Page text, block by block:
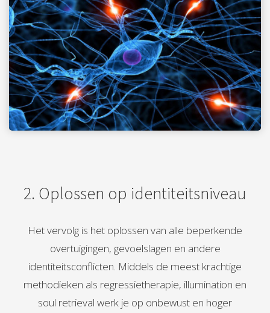
2. Oplossen op identiteitsniveau
Het vervolg is het oplossen van alle beperkende
overtuigingen, gevoelslagen en andere
identiteitsconflicten. Middels de meest krachtige
methodieken als regressietherapie, illumination en
soul retrieval werk je op onbewust en hoger